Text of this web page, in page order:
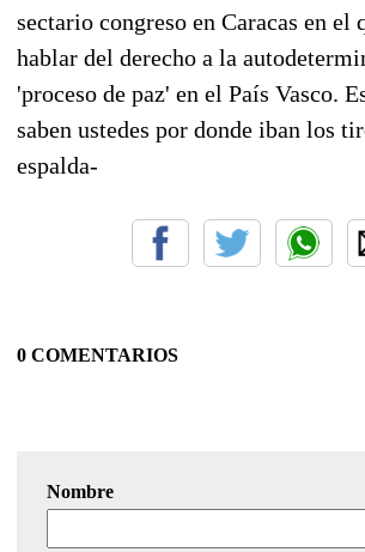
sectario congreso en Caracas en el
hablar del derecho a la
'proceso de paz' en el País Vasco.
saben ustedes por donde iban los
espalda-
0 COMENTARIOS
Nombre